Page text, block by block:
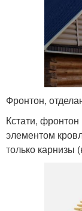
Фронтон,
Кстати,
элементом
только карнизы